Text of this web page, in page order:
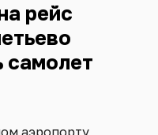
рейс
самолет